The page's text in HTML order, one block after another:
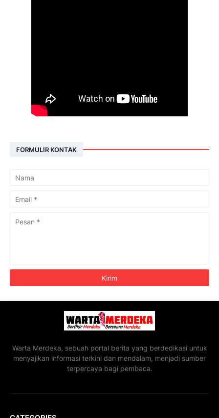
FORMULIR KONTAK
Warta Merdeka, sebuah portal berita yang berdedikasi untuk
menyajikan informasi terkini dan mendalam, menjadi sumber
terpercaya bagi pembaca.